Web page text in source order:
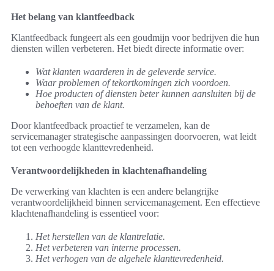
Het belang van klantfeedback
Klantfeedback fungeert als een goudmijn voor bedrijven die hun
diensten willen verbeteren. Het biedt directe informatie over:
Wat klanten waarderen in de geleverde service.
Waar problemen of tekortkomingen zich voordoen.
Hoe producten of diensten beter kunnen aansluiten bij de
behoeften van de klant.
Door klantfeedback proactief te verzamelen, kan de
servicemanager strategische aanpassingen doorvoeren, wat leidt
tot een verhoogde klanttevredenheid.
Verantwoordelijkheden in klachtenafhandeling
De verwerking van klachten is een andere belangrijke
verantwoordelijkheid binnen servicemanagement. Een effectieve
klachtenafhandeling is essentieel voor:
Het herstellen van de klantrelatie.
Het verbeteren van interne processen.
Het verhogen van de algehele klanttevredenheid.